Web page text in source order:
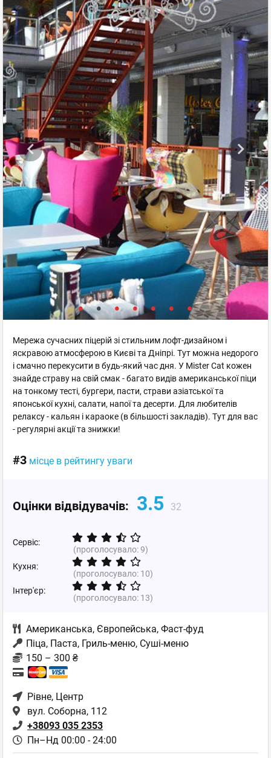
Мережа сучасних піцерій зі стильним лофт-дизайном і
яскравою атмосферою в Києві та Дніпрі. Тут можна недорого
і смачно перекусити в будь-який час дня. У Mister Cat кожен
знайде страву на свій смак - багато видів американської піци
на тонкому тесті, бургери, пасти, страви азіатської та
японської кухні, салати, напої та десерти. Для любителів
релаксу - кальян і караоке (в більшості закладів). Тут для вас
- регулярні акції та знижки!
#3 місце в рейтингу уваги
Оцінки відвідувачів: 3.5 32
Сервіс:
(проголосувало:9)
Кухня:
(проголосувало: 10)
Інтер'єр:
(проголосувало: 13)
Американська, Європейська, Фаст-фуд
Піца, Паста, Гриль-меню, Суші-меню
150 – 300 ₴
Рівне, Центр
вул. Соборна, 112
+38093 035 2353
Пн–Нд 00:00 - 24:00